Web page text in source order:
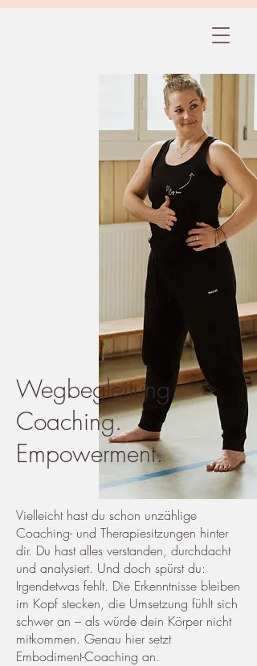
Wegbegleitung.
Coaching.
Empowerment.
Vielleicht hast du schon unzählige
Coaching- und Therapiesitzungen hinter
dir. Du hast alles verstanden, durchdacht
und analysiert. Und doch spürst du:
Irgendetwas fehlt. Die Erkenntnisse bleiben
im Kopf stecken, die Umsetzung fühlt sich
schwer an – als würde dein Körper nicht
mitkommen. Genau hier setzt
Embodiment-Coaching an.